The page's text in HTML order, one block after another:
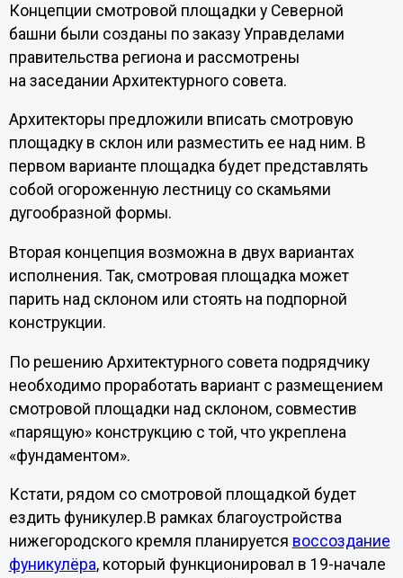
Концепции смотровой площадки у Северной
башни были созданы по заказу Управделами
правительства региона и рассмотрены
на заседании Архитектурного совета.
Архитекторы предложили вписать смотровую
площадку в склон или разместить ее над ним. В
первом варианте площадка будет представлять
собой огороженную лестницу со скамьями
дугообразной формы.
Вторая концепция возможна в двух вариантах
исполнения. Так, смотровая площадка может
парить над склоном или стоять на подпорной
конструкции.
По решению Архитектурного совета подрядчику
необходимо проработать вариант с размещением
смотровой площадки над склоном, совместив
«парящую» конструкцию с той, что укреплена
«фундаментом».
Кстати, рядом со смотровой площадкой будет
ездить фуникулер.В рамках благоустройства
нижегородского кремля планируется воссоздание
фуникулёра, который функционировал в 19-начале